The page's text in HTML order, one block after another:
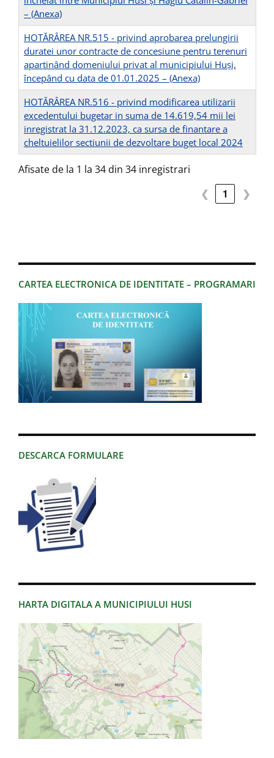
CARTEA ELECTRONICA DE IDENTITATE – PROGRAMARI
DESCARCA FORMULARE
HARTA DIGITALA A MUNICIPIULUI HUSI
– (Anexa)
HOTĂRÂREA NR.515 - privind aprobarea prelungirii
duratei unor contracte de concesiune pentru terenuri
apartinând domeniului privat al municipiului Huși,
începând cu data de 01.01.2025 – (Anexa)
HOTĂRÂREA NR.516 - privind modificarea utilizarii
excedentului bugetar in suma de 14.619,54 mii lei
inregistrat la 31.12.2023, ca sursa de finantare a
cheltuielilor sectiunii de dezvoltare buget local 2024
Afisate de la 1 la 34 din 34 inregistrari
❮ 1 ❯